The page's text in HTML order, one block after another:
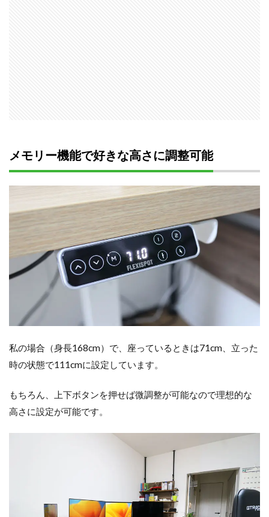
メモリー機能で好きな高さに調整可能
私の場合（身長168cm）で、座っているときは71cm、立った
時の状態で111cmに設定しています。
もちろん、上下ボタンを押せば微調整が可能なので理想的な
高さに設定が可能です。